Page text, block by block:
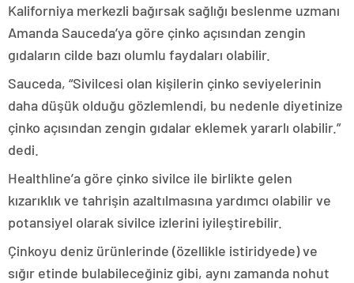
Kaliforniya merkezli bağırsak sağlığı beslenme uzmanı
Amanda Sauceda’ya göre çinko açısından zengin
gıdaların cilde bazı olumlu faydaları olabilir.
Sauceda, “Sivilcesi olan kişilerin çinko seviyelerinin
daha düşük olduğu gözlemlendi, bu nedenle diyetinize
çinko açısından zengin gıdalar eklemek yararlı olabilir.”
dedi.
Healthline’a göre çinko sivilce ile birlikte gelen
kızarıklık ve tahrişin azaltılmasına yardımcı olabilir ve
potansiyel olarak sivilce izlerini iyileştirebilir.
Çinkoyu deniz ürünlerinde (özellikle istiridyede) ve
sığır etinde bulabileceğiniz gibi, aynı zamanda nohut